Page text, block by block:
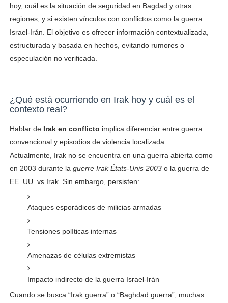
hoy, cuál es la situación de seguridad en Bagdad y otras
regiones, y si existen vínculos con conflictos como la guerra
Israel-Irán. El objetivo es ofrecer información contextualizada,
estructurada y basada en hechos, evitando rumores o
especulación no verificada.
¿Qué está ocurriendo en Irak hoy y cuál es el
contexto real?
Hablar de Irak en conflicto implica diferenciar entre guerra
convencional y episodios de violencia localizada.
Actualmente, Irak no se encuentra en una guerra abierta como
en 2003 durante la guerre Irak États-Unis 2003o la guerra de
EE. UU. vs Irak. Sin embargo, persisten:
Ataques esporádicos de milicias armadas
Tensiones políticas internas
Amenazas de células extremistas
Impacto indirecto de la guerra Israel-Irán
Cuando se busca “Irak guerra” o “Baghdad guerra”, muchas